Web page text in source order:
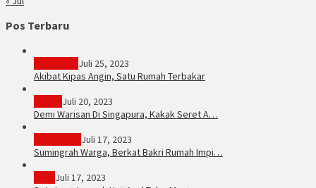
Pos Terbaru
Juli 25, 2023
Akibat Kipas Angin, Satu Rumah Terbakar
Juli 20, 2023
Demi Warisan Di Singapura, Kakak Seret A…
Juli 17, 2023
Sumingrah Warga, Berkat Bakri Rumah Impi…
Juli 17, 2023